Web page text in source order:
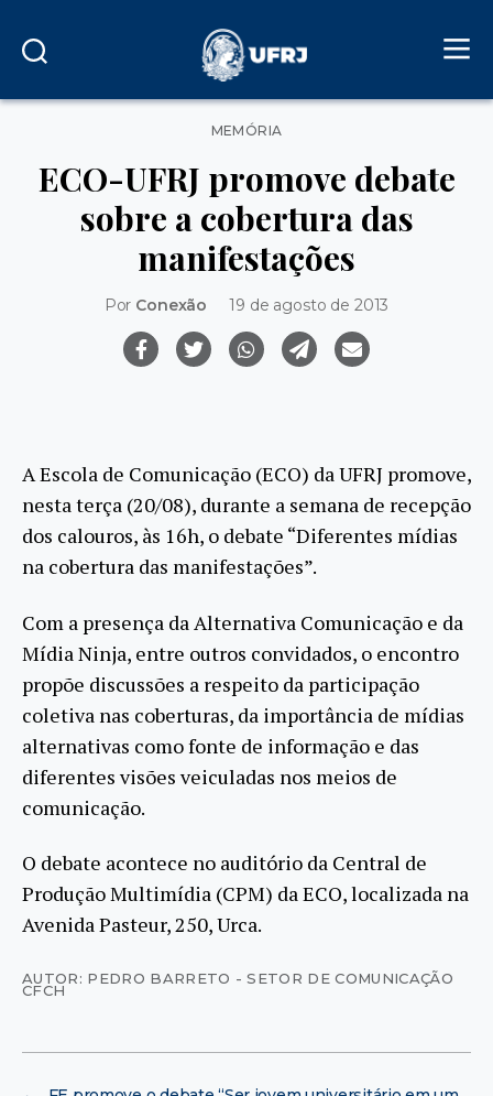
Categorias
MEMÓRIA
ECO-UFRJ promove debate
sobre a cobertura das
manifestações
Por Conexão 19 de agosto de 2013
A Escola de Comunicação (ECO) da UFRJ promove,
nesta terça (20/08), durante a semana de recepção
dos calouros, às 16h, o debate “Diferentes mídias
na cobertura das manifestações”.
Com a presença da Alternativa Comunicação e da
Mídia Ninja, entre outros convidados, o encontro
propõe discussões a respeito da participação
coletiva nas coberturas, da importância de mídias
alternativas como fonte de informação e das
diferentes visões veiculadas nos meios de
comunicação.
O debate acontece no auditório da Central de
Produção Multimídia (CPM) da ECO, localizada na
Avenida Pasteur, 250, Urca.
AUTOR: PEDRO BARRETO - SETOR DE COMUNICAÇÃO
CFCH